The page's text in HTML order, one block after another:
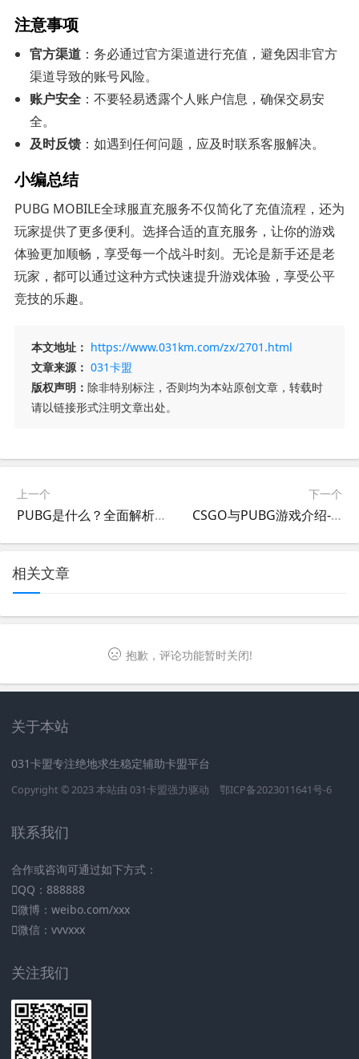
注意事项
官方渠道 ：务必通过官方渠道进行充值，避免因非官方
渠道导致的账号风险。
账户安全 ：不要轻易透露个人账户信息，确保交易安
全。
及时反馈 ：如遇到任何问题，应及时联系客服解决。
小编总结
PUBG MOBILE全球服直充服务不仅简化了充值流程，还为
玩家提供了更多便利。选择合适的直充服务，让你的游戏
体验更加顺畅，享受每一个战斗时刻。无论是新手还是老
玩家，都可以通过这种方式快速提升游戏体验，享受公平
竞技的乐趣。
本文地址： https://www.031km.com/zx/2701.html
文章来源： 031卡盟
版权声明： 除非特别标注，否则均为本站原创文章，转载时
请以链接形式注明文章出处。
上一个
PUBG是什么？全面解析这款热门游戏-PUBG游戏入门指南
下一个
CSGO与PUBG游戏介绍-全面解析CSGO与PUBG两款热门射击游戏
相关文章
抱歉，评论功能暂时关闭!
关于本站
031卡盟专注绝地求生稳定辅助卡盟平台
Copyright © 2023 本站由 031卡盟强力驱动 鄂ICP备2023011641号-6
联系我们
合作或咨询可通过如下方式：
QQ：888888
微博：weibo.com/xxx
微信：vvvxxx
关注我们